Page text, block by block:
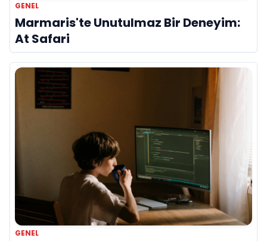
GENEL
Marmaris'te Unutulmaz Bir Deneyim:
At Safari
GENEL